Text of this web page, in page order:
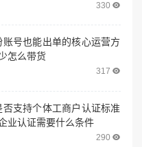
330
号也能出单的核心运营方
怎么带货
317
支持个体工商户认证标准
业认证需要什么条件
290